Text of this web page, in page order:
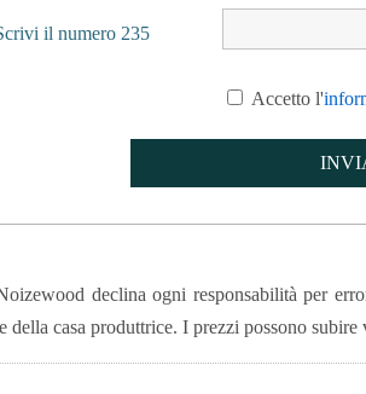
il numero 235
Accetto l'
declina ogni responsabilità per
della casa produttrice. I prezzi possono